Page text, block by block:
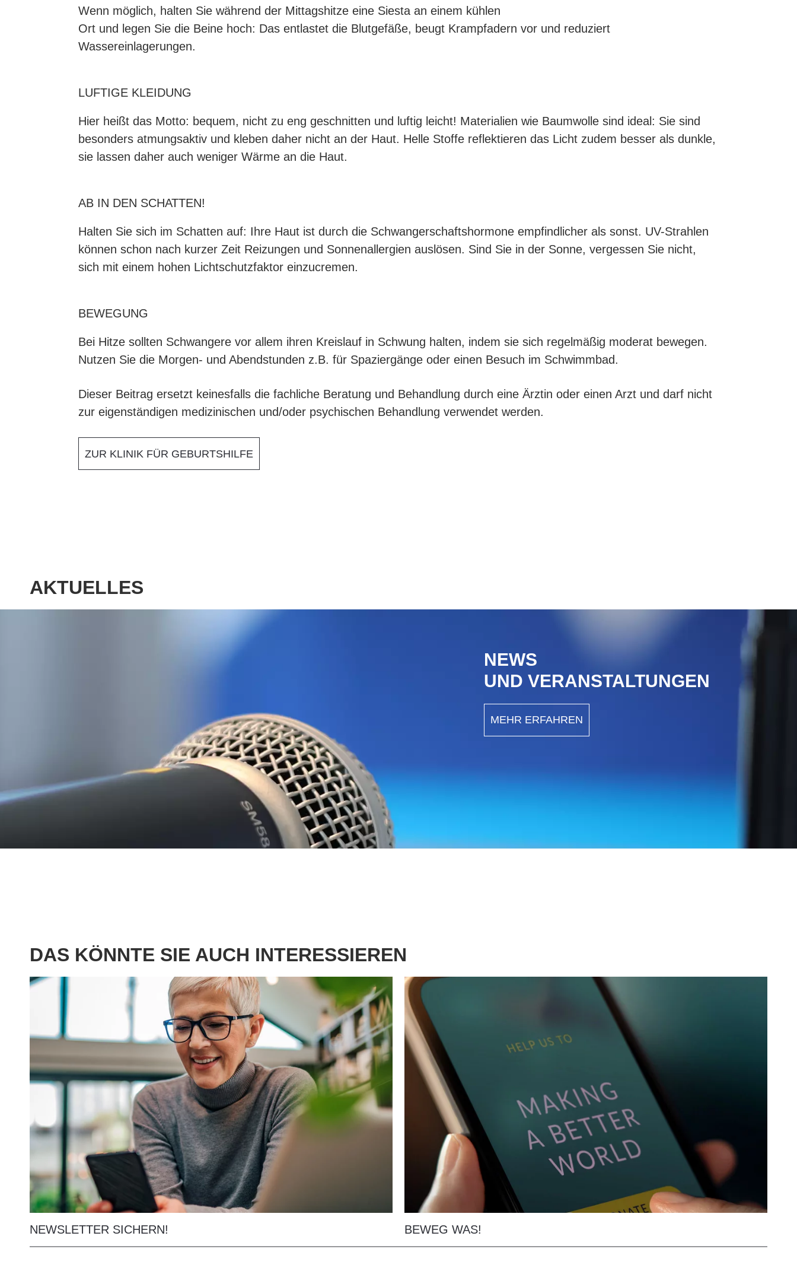
Wenn möglich, halten Sie während der Mittagshitze eine Siesta an einem kühlen
Ort und legen Sie die Beine hoch: Das entlastet die Blutgefäße, beugt Krampfadern vor und reduziert
Wassereinlagerungen.
LUFTIGE KLEIDUNG
Hier heißt das Motto: bequem, nicht zu eng geschnitten und luftig leicht! Materialien wie Baumwolle sind ideal: Sie sind
besonders atmungsaktiv und kleben daher nicht an der Haut. Helle Stoffe reflektieren das Licht zudem besser als dunkle,
sie lassen daher auch weniger Wärme an die Haut.
AB IN DEN SCHATTEN!
Halten Sie sich im Schatten auf: Ihre Haut ist durch die Schwangerschaftshormone empfindlicher als sonst. UV-Strahlen
können schon nach kurzer Zeit Reizungen und Sonnenallergien auslösen. Sind Sie in der Sonne, vergessen Sie nicht,
sich mit einem hohen Lichtschutzfaktor einzucremen.
BEWEGUNG
Bei Hitze sollten Schwangere vor allem ihren Kreislauf in Schwung halten, indem sie sich regelmäßig moderat bewegen.
Nutzen Sie die Morgen- und Abendstunden z.B. für Spaziergänge oder einen Besuch im Schwimmbad.
Dieser Beitrag ersetzt keinesfalls die fachliche Beratung und Behandlung durch eine Ärztin oder einen Arzt und darf nicht
zur eigenständigen medizinischen und/oder psychischen Behandlung verwendet werden.
ZUR KLINIK FÜR GEBURTSHILFE
AKTUELLES
NEWS
UND VERANSTALTUNGEN
MEHR ERFAHREN
DAS KÖNNTE SIE AUCH INTERESSIEREN
NEWSLETTER SICHERN! BEWEG WAS!